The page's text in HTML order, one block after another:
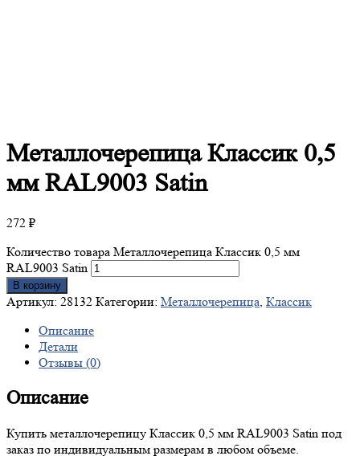
МеталлочерепицаКлассик 0,5
мм RAL9003 Satin
272 ₽
Количество товара Металлочерепица Классик 0,5 мм
RAL9003 Satin
В корзину
Артикул: 28132 Категории: Металлочерепица, Классик
Описание
Детали
Отзывы (0)
Описание
Купить металлочерепицу Классик 0,5 мм RAL9003 Satin под
заказ по индивидуальным размерам в любом объеме.